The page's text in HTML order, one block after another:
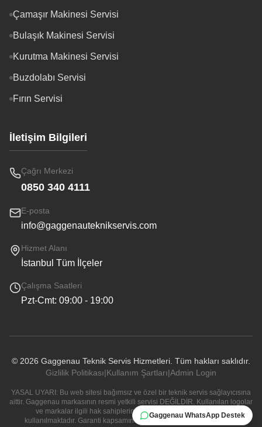
Çamaşır Makinesi Servisi
Bulaşık Makinesi Servisi
Kurutma Makinesi Servisi
Buzdolabı Servisi
Fırın Servisi
İletişim Bilgileri
Çağrı Merkezi
0850 340 4111
E-posta
info@gaggenauteknikservis.com
Hizmet Alanı
İstanbul Tüm İlçeler
Çalışma Saatleri
Pzt-Cmt: 09:00 - 19:00
© 2026 Gaggenau Teknik Servis Hizmetleri. Tüm hakları saklıdır.
Gizlilik Politikası|Kullanım Şartları|Admin Login
YASAL UYARI: Bu web sitesi bağımsız ve özel bir teknik servis sağlayıcısına
aittir. Gaggenau markasının resmi yetkili servisi DEĞİLDİR. Kullanılan logolar
ve markalar ilgili hak sahiplerine aittir ve sadece bilgi amaçlı
kullanılmaktadır. Garanti kapsamındaki cihazlarınız için resmi yetkili
Gaggenau WhatsApp Destek